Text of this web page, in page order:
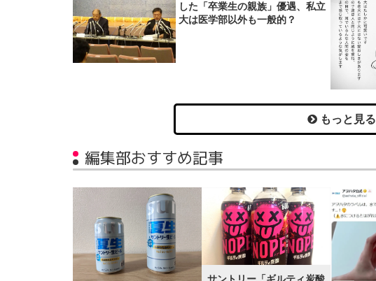
した「卒業生の親族」優遇、私立
大は医学部以外も一般的？
もっと見る
編集部おすすめ記事